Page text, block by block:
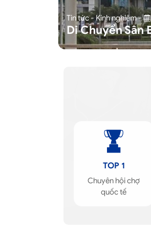
Tin tức - Kinh nghiệm-
Di Chuyển Sân
TOP 1
Chuyên hội chợ
quốc tế